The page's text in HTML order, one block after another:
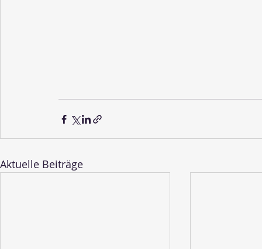
Aktuelle Beiträge